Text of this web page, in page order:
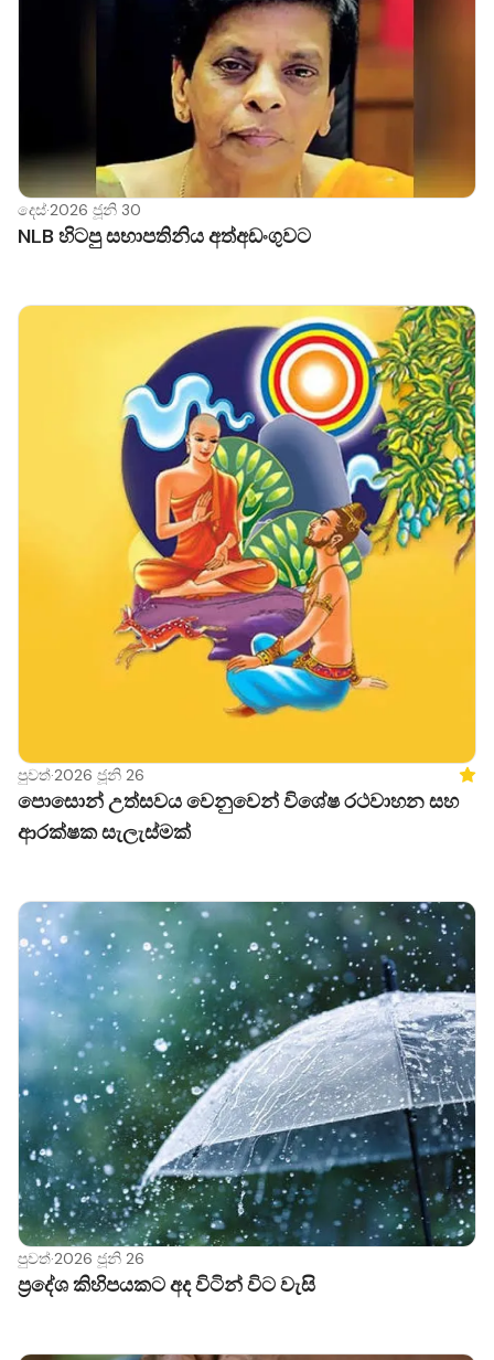
දෙස්·2026 ජූනි 30
NLB හිටපු සභාපතිනිය අත්අඩංගුවට
පුවත්·2026 ජූනි 26
පොසොන් උත්සවය වෙනුවෙන් විශේෂ රථවාහන සහ
ආරක්ෂක සැලැස්මක්
පුවත්·2026 ජූනි 26
ප්‍රදේශ කිහිපයකට අද විටින් විට වැසි